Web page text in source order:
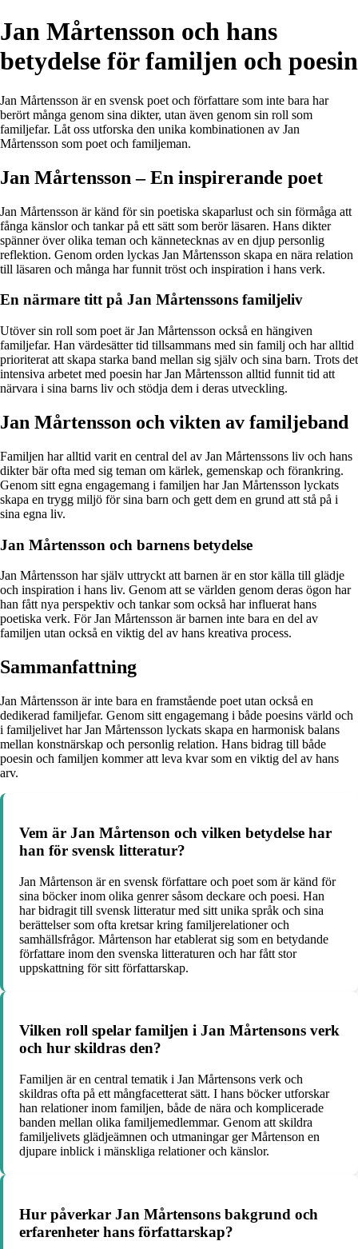
Jan Mårtensson och hans
betydelse för familjen och poesin
Jan Mårtensson är en svensk poet och författare som inte bara har
berört många genom sina dikter, utan även genom sin roll som
familjefar. Låt oss utforska den unika kombinationen av Jan
Mårtensson som poet och familjeman.
Jan Mårtensson – En inspirerande poet
Jan Mårtensson är känd för sin poetiska skaparlust och sin förmåga att
fånga känslor och tankar på ett sätt som berör läsaren. Hans dikter
spänner över olika teman och kännetecknas av en djup personlig
reflektion. Genom orden lyckas Jan Mårtensson skapa en nära relation
till läsaren och många har funnit tröst och inspiration i hans verk.
En närmare titt på Jan Mårtenssons familjeliv
Utöver sin roll som poet är Jan Mårtensson också en hängiven
familjefar. Han värdesätter tid tillsammans med sin familj och har alltid
prioriterat att skapa starka band mellan sig själv och sina barn. Trots det
intensiva arbetet med poesin har Jan Mårtensson alltid funnit tid att
närvara i sina barns liv och stödja dem i deras utveckling.
Jan Mårtensson och vikten av familjeband
Familjen har alltid varit en central del av Jan Mårtenssons liv och hans
dikter bär ofta med sig teman om kärlek, gemenskap och förankring.
Genom sitt egna engagemang i familjen har Jan Mårtensson lyckats
skapa en trygg miljö för sina barn och gett dem en grund att stå på i
sina egna liv.
Jan Mårtensson och barnens betydelse
Jan Mårtensson har själv uttryckt att barnen är en stor källa till glädje
och inspiration i hans liv. Genom att se världen genom deras ögon har
han fått nya perspektiv och tankar som också har influerat hans
poetiska verk. För Jan Mårtensson är barnen inte bara en del av
familjen utan också en viktig del av hans kreativa process.
Sammanfattning
Jan Mårtensson är inte bara en framstående poet utan också en
dedikerad familjefar. Genom sitt engagemang i både poesins värld och
i familjelivet har Jan Mårtensson lyckats skapa en harmonisk balans
mellan konstnärskap och personlig relation. Hans bidrag till både
poesin och familjen kommer att leva kvar som en viktig del av hans
arv.
Vem är Jan Mårtenson och vilken betydelse har
han för svensk litteratur?
Jan Mårtenson är en svensk författare och poet som är känd för
sina böcker inom olika genrer såsom deckare och poesi. Han
har bidragit till svensk litteratur med sitt unika språk och sina
berättelser som ofta kretsar kring familjerelationer och
samhällsfrågor. Mårtenson har etablerat sig som en betydande
författare inom den svenska litteraturen och har fått stor
uppskattning för sitt författarskap.
Vilken roll spelar familjen i Jan Mårtensons verk
och hur skildras den?
Familjen är en central tematik i Jan Mårtensons verk och
skildras ofta på ett mångfacetterat sätt. I hans böcker utforskar
han relationer inom familjen, både de nära och komplicerade
banden mellan olika familjemedlemmar. Genom att skildra
familjelivets glädjeämnen och utmaningar ger Mårtenson en
djupare inblick i mänskliga relationer och känslor.
Hur påverkar Jan Mårtensons bakgrund och
erfarenheter hans författarskap?